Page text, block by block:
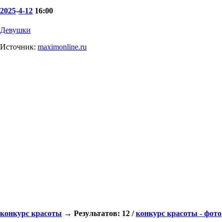
2025-4-12 16:00
Девушки
Источник: maximonline.ru
конкурс красоты → Результатов: 12 /конкурс красоты - фото